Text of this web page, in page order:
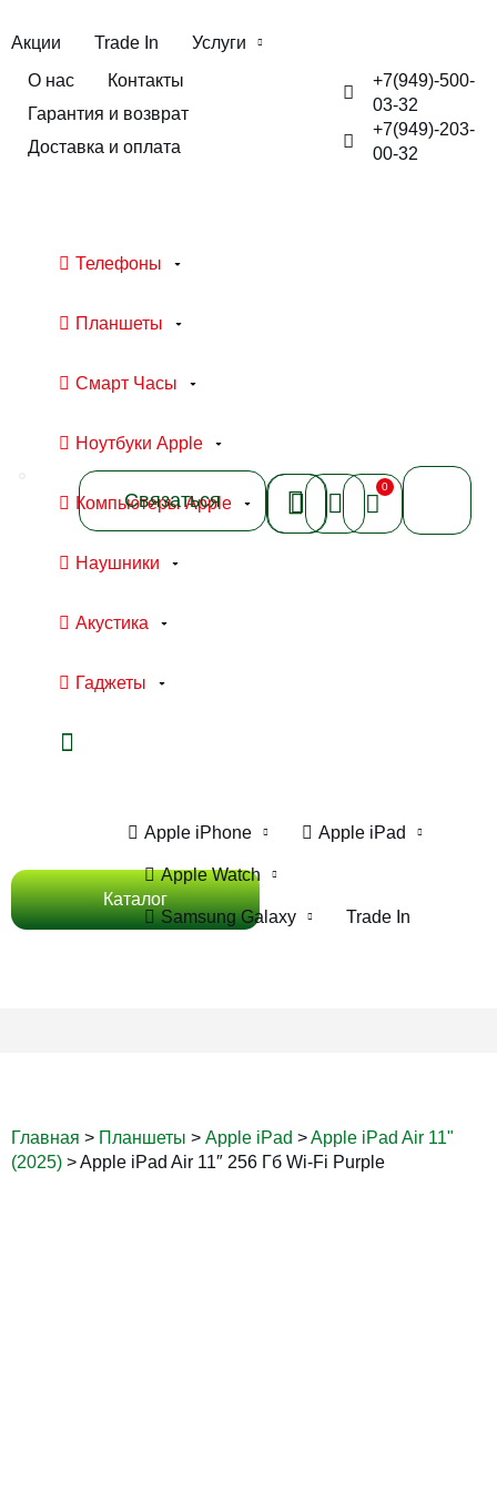
Акции Trade In
Услуги
О нас
Контакты
Гарантия и возврат
Доставка и оплата
+7(949)-500-
03-32
+7(949)-203-
00-32
Телефоны
Планшеты
Смарт Часы
Ноутбуки Apple
Компьютеры Apple
Наушники
Акустика
Гаджеты
Связаться
0
Каталог
Apple iPhone Apple iPad
Apple Watch
Samsung Galaxy Trade In
Главная > Планшеты > Apple iPad >Apple iPad Air 11"
(2025) >Apple iPad Air 11″ 256 Гб Wi-Fi Purple